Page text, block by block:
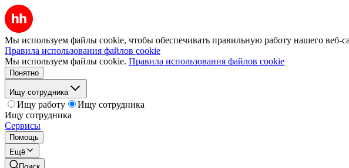
Мы используем файлы cookie, чтобы обеспечивать правильную работу нашего веб-
Правила использования файлов cookie
Мы используем файлы cookie. Правила использования файлов cookie
Понятно
Ищу сотрудника
Ищу работу
Ищу сотрудника
Ищу сотрудника
Сервисы
Помощь
Ещё